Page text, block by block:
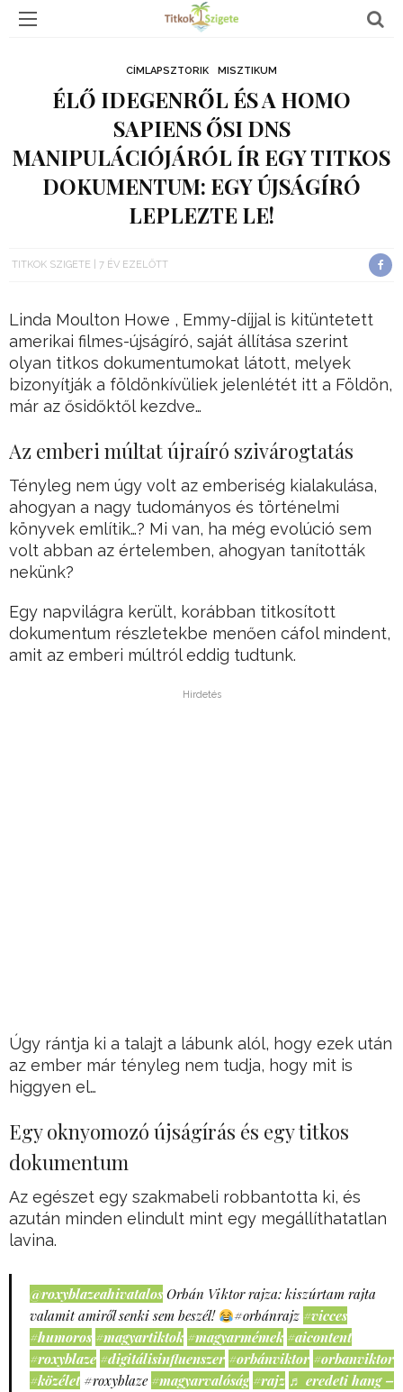
CÍMLAPSZTORIK MISZTIKUM
ÉLŐ IDEGENRŐL ÉS A HOMO
SAPIENS ŐSI DNS
MANIPULÁCIÓJÁRÓL ÍR EGY TITKOS
DOKUMENTUM: EGY ÚJSÁGÍRÓ
LEPLEZTE LE!
TITKOK SZIGETE 7 ÉV EZELŐTT
Linda Moulton Howe , Emmy-díjjal is kitüntetett
amerikai filmes-újságíró, saját állítása szerint
olyan titkos dokumentumokat látott, melyek
bizonyítják a földönkívüliek jelenlétét itt a Földön,
már az ősidőktől kezdve…
Az emberi múltat újraíró szivárogtatás
Tényleg nem úgy volt az emberiség kialakulása,
ahogyan a nagy tudományos és történelmi
könyvek említik…? Mi van, ha még evolúció sem
volt abban az értelemben, ahogyan tanították
nekünk?
Egy napvilágra került, korábban titkosított
dokumentum részletekbe menően cáfol mindent,
amit az emberi múltról eddig tudtunk.
Hirdetés
Úgy rántja ki a talajt a lábunk alól, hogy ezek után
az ember már tényleg nem tudja, hogy mit is
higgyen el…
Egy oknyomozó újságírás és egy titkos
dokumentum
Az egészet egy szakmabeli robbantotta ki, és
azután minden elindult mint egy megállíthatatlan
lavina.
@roxyblazeahivatalos Orbán Viktor rajza: kiszúrtam rajta
valamit amiről senki sem beszél!
#orbánrajz #vicces
#humoros #magyartiktok #magyarmémek #aicontent
#roxyblaze #digitálisinfluenszer #orbánviktor #orbanviktor
#közélet #roxyblaze #magyarvalóság #rajz ♬ eredeti hang –